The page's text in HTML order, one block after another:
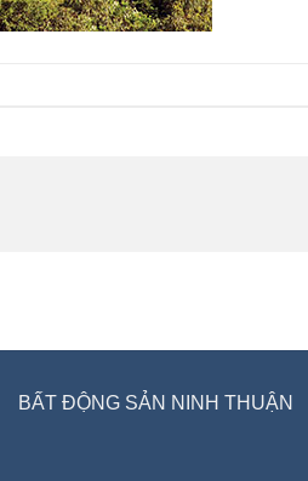
BẤT ĐỘNG SẢN NINH THUẬN